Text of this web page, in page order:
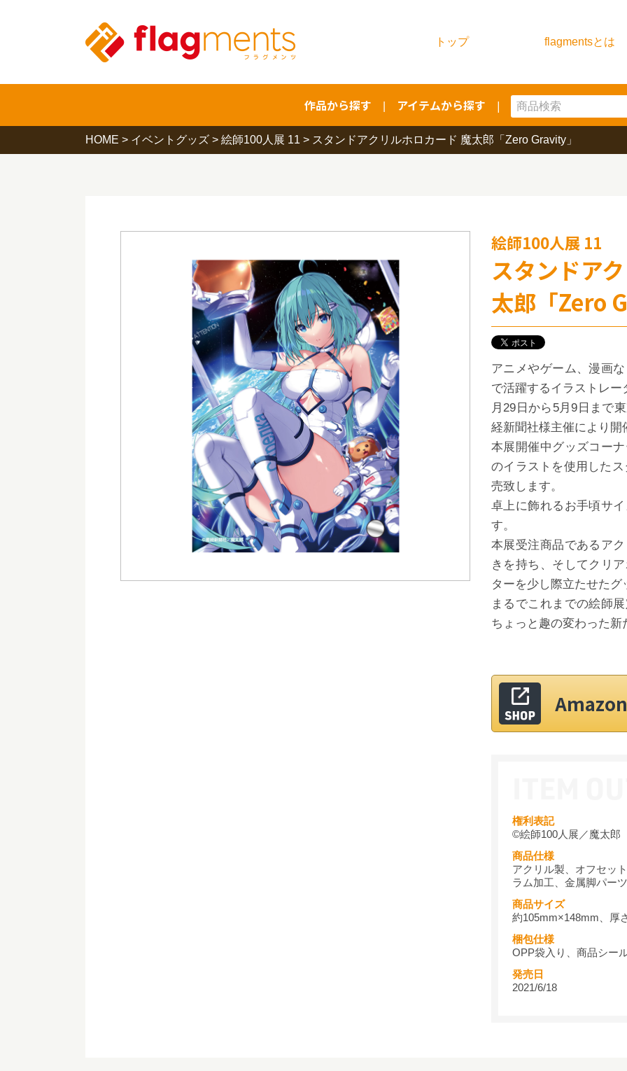
トップ flagmentsとは
作品から探す アイテムから探す
HOME > イベントグッズ > 絵師100人展 11 > スタンドアクリルホロカード 魔太郎「Zero Gravity」
絵師100人展 11
スタンドア
太郎「Zero
アニメやゲーム、漫画
で活躍するイラストレ
月29日から5月9日まで
経新聞社様主催により開
本展開催中グッズコー
のイラストを使用した
売致します。
卓上に飾れるお手頃サ
す。
本展受注商品であるア
きを持ち、そしてクリ
ターを少し際立たせたグ
まるでこれまでの絵師
ちょっと趣の変わった
権利表記
©絵師100人展／魔太郎
商品仕様
アクリル製、オフセッ
ラム加工、金属脚パー
商品サイズ
約105mm×148mm、厚
梱包仕様
OPP袋入り、商品シー
発売日
2021/6/18